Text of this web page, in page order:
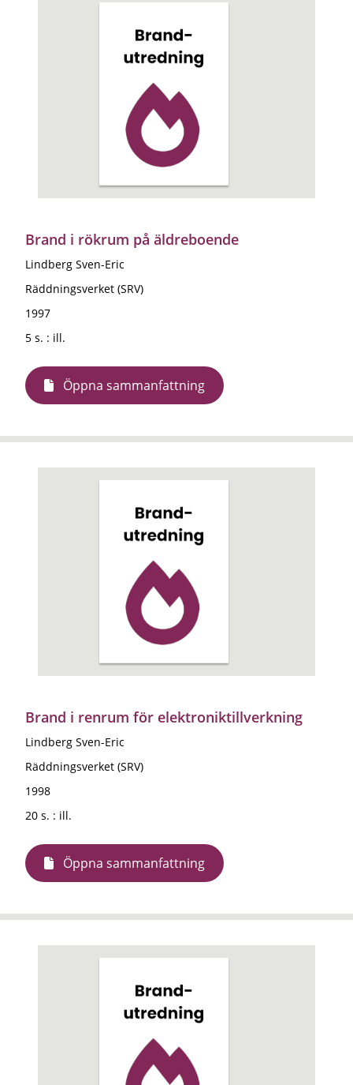
Brand i rökrum på äldreboende
Lindberg Sven-Eric
Räddningsverket (SRV)
1997
5 s. : ill.
Öppna sammanfattning
Brand i renrum för elektroniktillverkning
Lindberg Sven-Eric
Räddningsverket (SRV)
1998
20 s. : ill.
Öppna sammanfattning